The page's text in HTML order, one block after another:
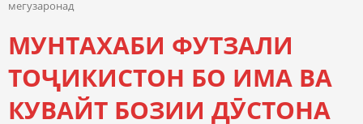
мегузаронад
МУНТАХАБИ ФУТЗАЛИ
ТОҶИКИСТОН БО ИМА ВА
КУВАЙТ БОЗИИ ДӮСТОНА